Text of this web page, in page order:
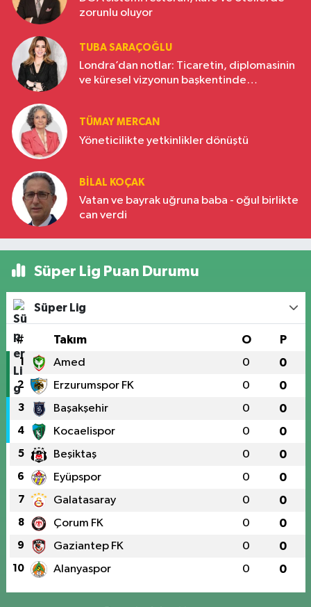
zorunlu oluyor
TUBA SARAÇOĞLU
Londra’dan notlar: Ticaretin, diplomasinin
ve küresel vizyonun başkentinde
TÜMAY MERCAN
Yöneticilikte yetkinlikler dönüştü
BILAL KOÇAK
Vatan ve bayrak uğruna baba - oğul birlikte
can verdi
Süper Lig Puan Durumu
Süper Lig
# Takım O P
1 Amed 0 0
2 Erzurumspor FK 0 0
3 Başakşehir 0 0
4 Kocaelispor 0 0
5 Beşiktaş 0 0
6 Eyüpspor 0 0
7 Galatasaray 0 0
8 Çorum FK 0 0
9 Gaziantep FK 0 0
10 Alanyaspor 0 0